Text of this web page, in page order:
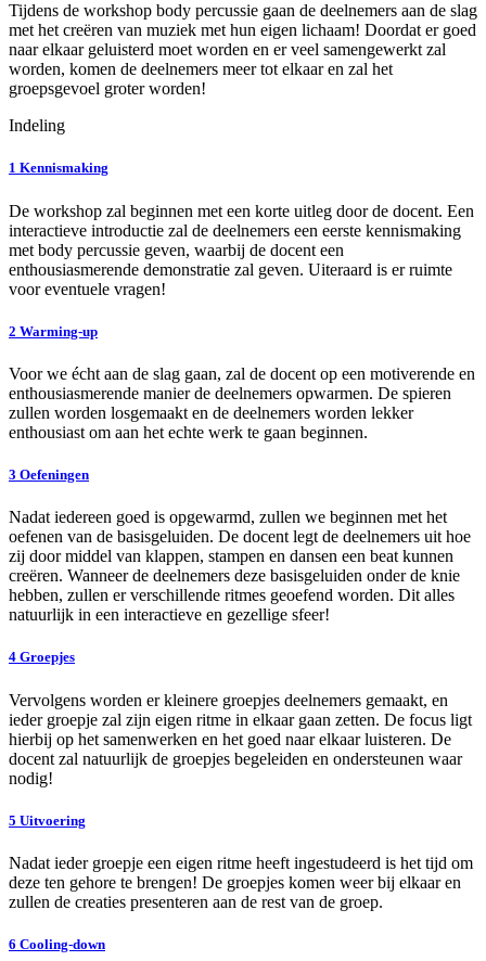
Tijdens de workshop body percussie gaan de deelnemers aan de slag
met het creëren van muziek met hun eigen lichaam! Doordat er goed
naar elkaar geluisterd moet worden en er veel samengewerkt zal
worden, komen de deelnemers meer tot elkaar en zal het
groepsgevoel groter worden!
Indeling
1 Kennismaking
De workshop zal beginnen met een korte uitleg door de docent. Een
interactieve introductie zal de deelnemers een eerste kennismaking
met body percussie geven, waarbij de docent een
enthousiasmerende demonstratie zal geven. Uiteraard is er ruimte
voor eventuele vragen!
2 Warming-up
Voor we écht aan de slag gaan, zal de docent op een motiverende en
enthousiasmerende manier de deelnemers opwarmen. De spieren
zullen worden losgemaakt en de deelnemers worden lekker
enthousiast om aan het echte werk te gaan beginnen.
3 Oefeningen
Nadat iedereen goed is opgewarmd, zullen we beginnen met het
oefenen van de basisgeluiden. De docent legt de deelnemers uit hoe
zij door middel van klappen, stampen en dansen een beat kunnen
creëren. Wanneer de deelnemers deze basisgeluiden onder de knie
hebben, zullen er verschillende ritmes geoefend worden. Dit alles
natuurlijk in een interactieve en gezellige sfeer!
4 Groepjes
Vervolgens worden er kleinere groepjes deelnemers gemaakt, en
ieder groepje zal zijn eigen ritme in elkaar gaan zetten. De focus ligt
hierbij op het samenwerken en het goed naar elkaar luisteren. De
docent zal natuurlijk de groepjes begeleiden en ondersteunen waar
nodig!
5 Uitvoering
Nadat ieder groepje een eigen ritme heeft ingestudeerd is het tijd om
deze ten gehore te brengen! De groepjes komen weer bij elkaar en
zullen de creaties presenteren aan de rest van de groep.
6 Cooling-down